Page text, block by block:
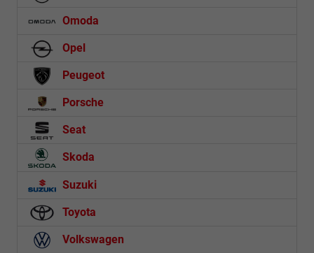
Omoda
Opel
Peugeot
Porsche
Seat
Skoda
Suzuki
Toyota
Volkswagen